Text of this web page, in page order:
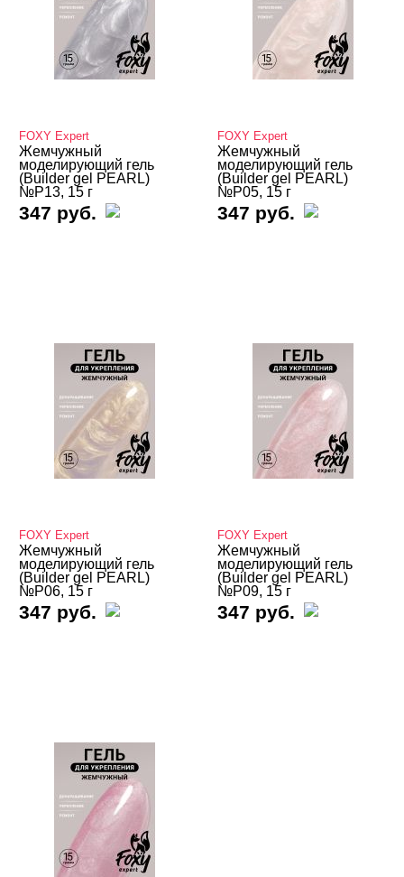
CosmoLac
COSMOPROFI
E.Mi
Formula Profi
FOXY
Гель для наращивания новая формула
I-LAQ
IRISK Professional
Iva Nails
Ju.Bilej
Kodi
MIO Nails
MOLLON PRO
MONAMI
Nika Nagel
NOGTIKA
NOGTISHOP
Patrisa Nail
Severina
FOXY Expert
Жемчужный
моделирующий гель
(Builder gel PEARL)
№P13, 15 г
347 руб.
FOXY Expert
Жемчужный
моделирующий гель
(Builder gel PEARL)
№P05, 15 г
347 руб.
FOXY Expert
Жемчужный
моделирующий гель
(Builder gel PEARL)
№P06, 15 г
347 руб.
FOXY Expert
Жемчужный
моделирующий гель
(Builder gel PEARL)
№P09, 15 г
347 руб.